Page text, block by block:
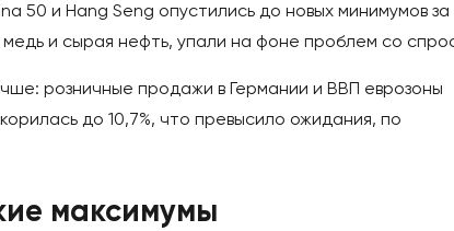
50 и Hang Seng опустились до новых минимумов за
и сырая нефть, упали на фоне проблем со
розничные продажи в Германии и ВВП еврозоны
до 10,7%, что превысило ожидания, по
максимумы